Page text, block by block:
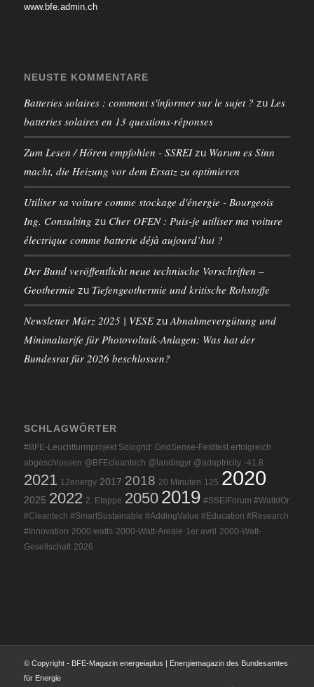
www.bfe.admin.ch
NEUSTE KOMMENTARE
Batteries solaires : comment s'informer sur le sujet ? zu Les
batteries solaires en 13 questions-réponses
Zum Lesen / Hören empfohlen - SSREIzu Warum es Sinn
macht, die Heizung vor dem Ersatz zu optimieren
Utiliser sa voiture comme stockage d'énergie - Bourgeois
Ing. Consulting zu Cher OFEN : Puis-je utiliser ma voiture
électrique comme batterie déjà aujourd’hui ?
Der Bund veröffentlicht neue technische Vorschriften –
Geothermie zu Tiefengeothermie und kritische Rohstoffe
Newsletter März 2025 | VESEzu Abnahmevergütung und
Minimaltarife für Photovoltaik-Anlagen: Was hat der
Bundesrat für 2026 beschlossen?
SCHLAGWÖRTER
#BFE-Leuchtturmprojekt Sologrid: GridSense-Feldtest erfolgreich
abgeschlossen @BFEcleantech @landisgyr @adaptricity -41.8
2021 12energy 2017 2018 20 Minuten 125 2020
2025 2022 2. Etappe 2050 2019 #SSEIForum #WattdOr
#Cleantech #SmartSustainable #AddingValue #Education #Research
#Innovation 2000 watts 2000-Watt-Areale 1er avril 2000-Watt-
Gesellschaft 2026
© Copyright - BFE-Magazin energeiaplus | Energiemagazin des Bundesamtes
für Energie